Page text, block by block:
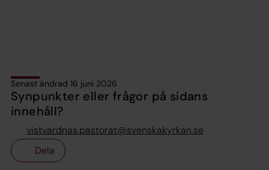
Senast ändrad 16 juni 2026
Synpunkter eller frågor på sidans
innehåll?
vistvardnas.pastorat@svenskakyrkan.se
Dela